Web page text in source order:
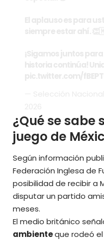
¿Qué se sabe
juego de
Según información
Federación Inglesa de
posibilidad de recibir a
disputar un partido
meses.
El medio británico
ambienteque rodeó